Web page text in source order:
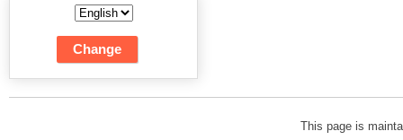
WSP w Częstochowie
This page is